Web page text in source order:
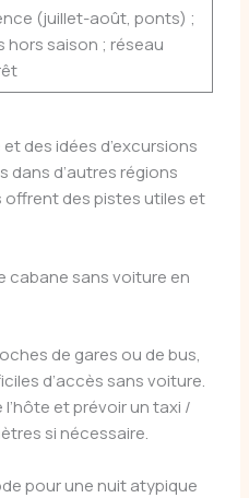
(juillet-août, ponts) ;
hors saison ; réseau
des idées d’excursions
dans d’autres régions
des pistes utiles et
cabane sans voiture en
de gares ou de bus,
d’accès sans voiture.
l’hôte et prévoir un taxi /
si nécessaire.
pour une nuit atypique